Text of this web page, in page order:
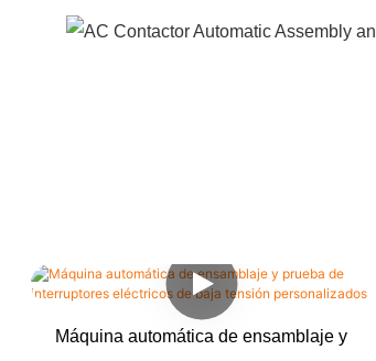
Máquina automática de ensamblaje y